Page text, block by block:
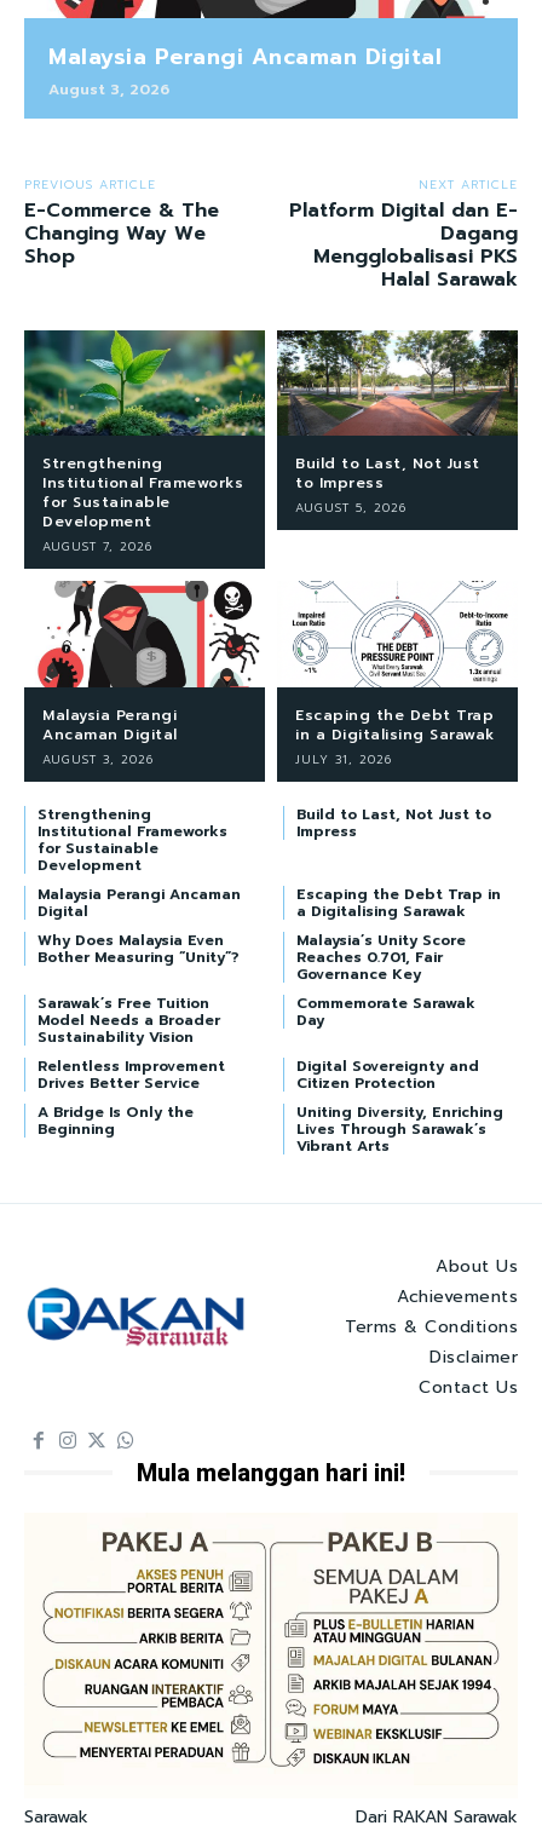
Malaysia Perangi Ancaman Digital
August 3, 2026
PREVIOUS ARTICLE
E-Commerce & The
Changing Way We
Shop
NEXT ARTICLE
Platform Digital dan E-
Dagang
Mengglobalisasi PKS
Halal Sarawak
Strengthening
Institutional Frameworks
for Sustainable
Development
AUGUST 7, 2026
Build to Last, Not Just
to Impress
AUGUST 5, 2026
Malaysia Perangi
Ancaman Digital
AUGUST 3, 2026
Escaping the Debt Trap
in a Digitalising Sarawak
JULY 31, 2026
Strengthening
Institutional Frameworks
for Sustainable
Development
Build to Last, Not Just to
Impress
Malaysia Perangi Ancaman
Digital
Escaping the Debt Trap in
a Digitalising Sarawak
Why Does Malaysia Even
Bother Measuring “Unity”?
Malaysia’s Unity Score
Reaches 0.701, Fair
Governance Key
Sarawak’s Free Tuition
Model Needs a Broader
Sustainability Vision
Commemorate Sarawak
Day
Relentless Improvement
Drives Better Service
Digital Sovereignty and
Citizen Protection
A Bridge Is Only the
Beginning
Uniting Diversity, Enriching
Lives Through Sarawak’s
Vibrant Arts
About Us
Achievements
Terms & Conditions
Disclaimer
Contact Us
Mula melanggan hari ini!
Sarawak Dari RAKAN Sarawak